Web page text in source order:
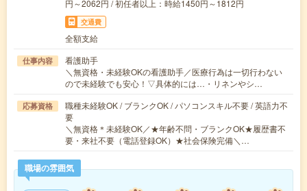
円～2062円 / 初任者以上：時給1450円～1812円
交通費
全額支給
仕事内容
看護助手
＼無資格・未経験OKの看護助手／医療行為は一切行わない
ので未経験でも安心！▽具体的には…・リネンやシ…
応募資格
職種未経験OK / ブランクOK / パソコンスキル不要 / 英語力不
要
＼無資格＊未経験OK／★年齢不問・ブランクOK★履歴書不
要・来社不要（電話登録OK）★社会保険完備＼…
職場の雰囲気